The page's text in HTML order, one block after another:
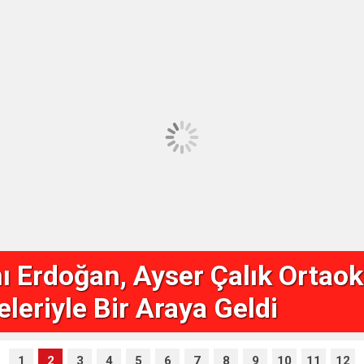
Erdoğan, Ayser Çalık
Bir Araya Geldi
1 2 3 4 5 6 7 8 9 10 11 12
artıran
etti